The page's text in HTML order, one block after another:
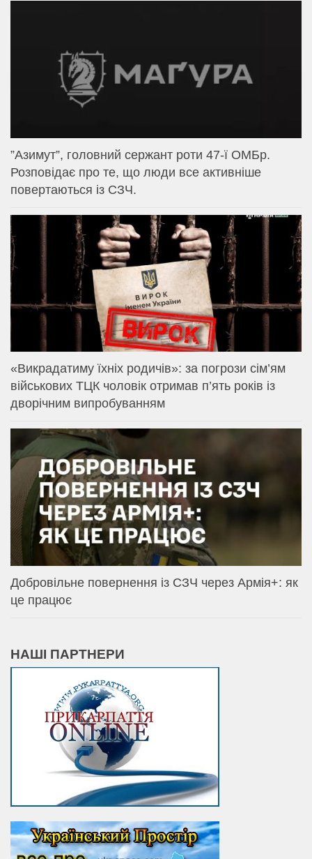
⁨”Азимут”, головний сержант роти 47-ї ОМБр.
Розповідає про те, що люди все активніше
повертаються із СЗЧ.
«Викрадатиму їхніх родичів»: за погрози сім’ям
військових ТЦК чоловік отримав п’ять років із
дворічним випробуванням
Добровільне повернення із СЗЧ через Армія+: як
це працює
НАШІ ПАРТНЕРИ